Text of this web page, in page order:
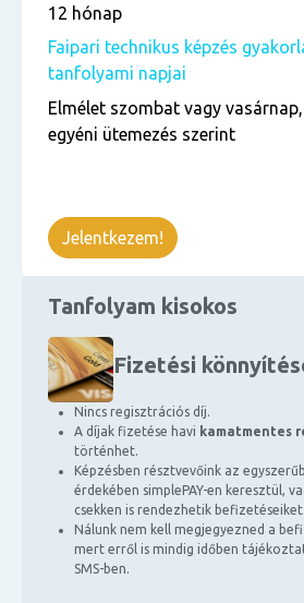
Tanfolyam kisokos
Fizetési
Nincs regisztrációs díj.
A díjak fizetése havi kamatmentes
történhet.
Képzésben résztvevőink az
érdekében simplePAY-en keresztül,
csekken is rendezhetik befizetéseiket.
Nálunk nem kell megjegyezned a
mert erről is mindig időben
SMS-ben.
12 hónap
Faipari technikus képzés
tanfolyami napjai
Elmélet szombat vagy
egyéni ütemezés szerint
Jelentkezem!